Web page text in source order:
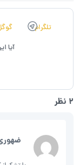
تلگرام
آیا
2 نظر